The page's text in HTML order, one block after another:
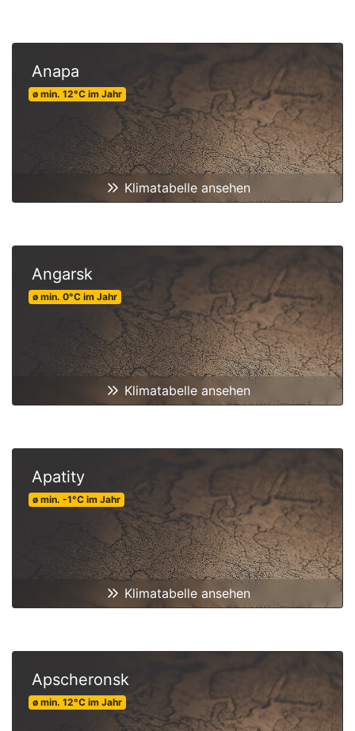
Anapa
ø min. 12°C im Jahr
Klimatabelle ansehen
Angarsk
ø min. 0°C im Jahr
Klimatabelle ansehen
Apatity
ø min. -1°C im Jahr
Klimatabelle ansehen
Apscheronsk
ø min. 12°C im Jahr